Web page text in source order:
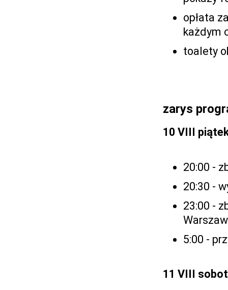
opłata
każdym
toalety
zarys
10 VIII
20:00 -
20:30 -
23:00 -
5:00 -
11 VIII